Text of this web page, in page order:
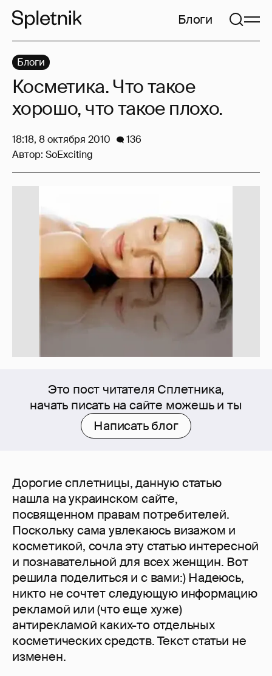
Блоги
Это пост читателя Сплетника,
начать писать на сайте можешь и ты
Написать блог
Дорогие сплетницы, данную статью
нашла на украинском сайте,
посвященном правам потребителей.
Поскольку сама увлекаюсь визажом и
косметикой, сочла эту статью интересной
и познавательной для всех женщин. Вот
решила поделиться и с вами:) Надеюсь,
никто не сочтет следующую информацию
рекламой или (что еще хуже)
антирекламой каких-то отдельных
косметических средств. Текст статьи не
изменен.
Блоги
Косметика. Что такое
хорошо, что такое плохо.
18:18, 8 октября 2010
136
Автор: SoExciting